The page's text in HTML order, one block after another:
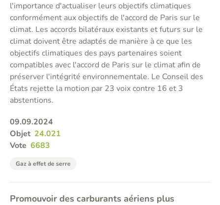
l'importance d'actualiser leurs objectifs climatiques
conformément aux objectifs de l'accord de Paris sur le
climat. Les accords bilatéraux existants et futurs sur le
climat doivent être adaptés de manière à ce que les
objectifs climatiques des pays partenaires soient
compatibles avec l'accord de Paris sur le climat afin de
préserver l'intégrité environnementale. Le Conseil des
États rejette la motion par 23 voix contre 16 et 3
abstentions.
09.09.2024
Objet 24.021
Vote 6683
Gaz à effet de serre
Promouvoir des carburants aériens plus